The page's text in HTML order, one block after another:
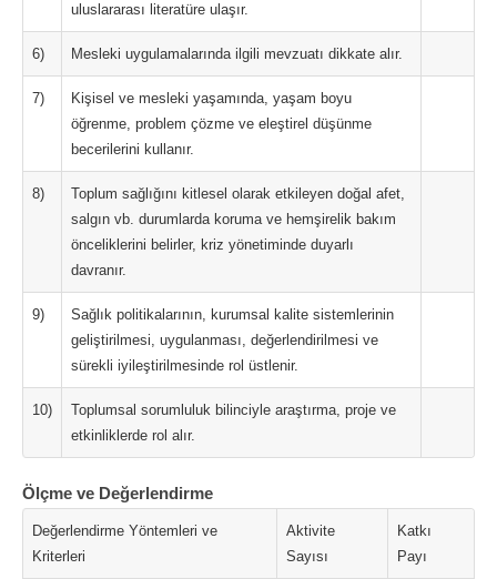
uluslararası literatüre ulaşır.
6) Mesleki uygulamalarında ilgili mevzuatı dikkate alır.
7)
Kişisel ve mesleki yaşamında, yaşam boyu
öğrenme, problem çözme ve eleştirel düşünme
becerilerini kullanır.
8)
Toplum sağlığını kitlesel olarak etkileyen doğal afet,
salgın vb. durumlarda koruma ve hemşirelik bakım
önceliklerini belirler, kriz yönetiminde duyarlı
davranır.
9)
Sağlık politikalarının, kurumsal kalite sistemlerinin
geliştirilmesi, uygulanması, değerlendirilmesi ve
sürekli iyileştirilmesinde rol üstlenir.
10)
Toplumsal sorumluluk bilinciyle araştırma, proje ve
etkinliklerde rol alır.
Ölçme ve Değerlendirme
Değerlendirme Yöntemleri ve
Kriterleri
Aktivite
Sayısı
Katkı
Payı